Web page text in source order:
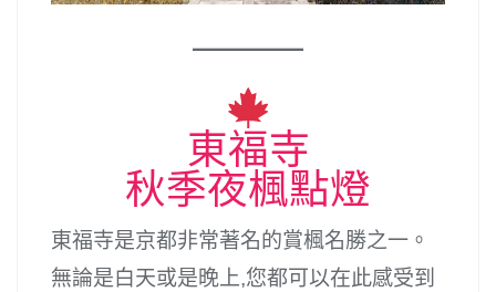
東福寺
秋季夜楓點燈
東福寺是京都非常著名的賞楓名勝之一。
無論是白天或是晚上,您都可以在此感受到